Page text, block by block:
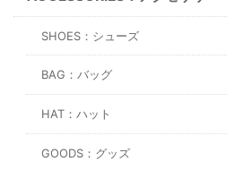
SHOES：シューズ
BAG：バッグ
HAT：ハット
GOODS：グッズ